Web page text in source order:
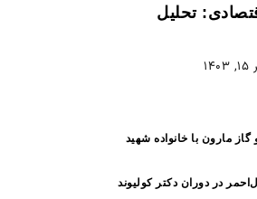
تحلیل
مارون با خانواده شهید
در دوران دکتر کولیوند